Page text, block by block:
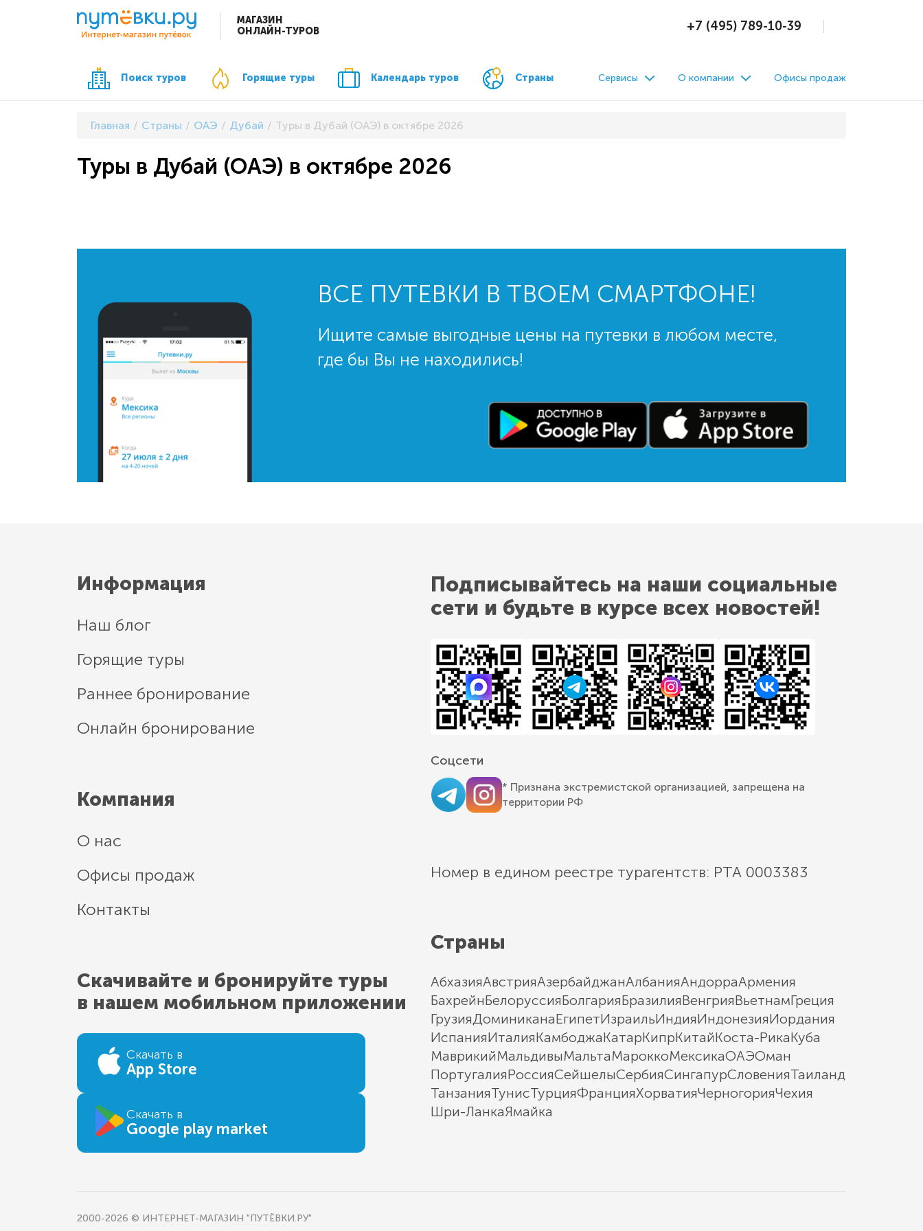
МАГАЗИН
ОНЛАЙН-ТУРОВ
+7 (495) 789-10-39
Поиск туров Горящие туры Календарь туров Страны Сервисы О компании Офисы продаж
Главная Страны ОАЭ Дубай Туры в Дубай (ОАЭ) в октябре 2026
Туры в Дубай (ОАЭ) в октябре 2026
ВСЕ ПУТЕВКИ В ТВОЕМ СМАРТФОНЕ!
Ищите самые выгодные цены на путевки в любом месте,
где бы Вы не находились!
Информация
Наш блог
Горящие туры
Раннее бронирование
Онлайн бронирование
Компания
О нас
Офисы продаж
Контакты
Скачивайте и бронируйте туры
в нашем мобильном приложении
Скачать в
App Store
Скачать в
Google play market
Подписывайтесь на наши социальные
сети и будьте в курсе всех новостей!
Соцсети
* Признана экстремистской организацией, запрещена на
территории РФ
Номер в едином реестре турагентств: РТА 0003383
Страны
АбхазияАвстрияАзербайджанАлбанияАндорраАрмения
БахрейнБелоруссияБолгарияБразилияВенгрияВьетнамГреция
ГрузияДоминиканаЕгипетИзраильИндияИндонезияИордания
ИспанияИталияКамбоджаКатарКипрКитайКоста-РикаКуба
МаврикийМальдивыМальтаМароккоМексикаОАЭОман
ПортугалияРоссияСейшелыСербияСингапурСловенияТаиланд
ТанзанияТунисТурцияФранцияХорватияЧерногорияЧехия
Шри-ЛанкаЯмайка
2000-2026 © ИНТЕРНЕТ-МАГАЗИН "ПУТЁВКИ.РУ"